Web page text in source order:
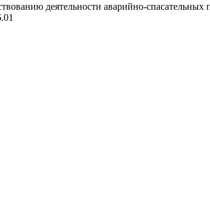
деятельности аварийно-